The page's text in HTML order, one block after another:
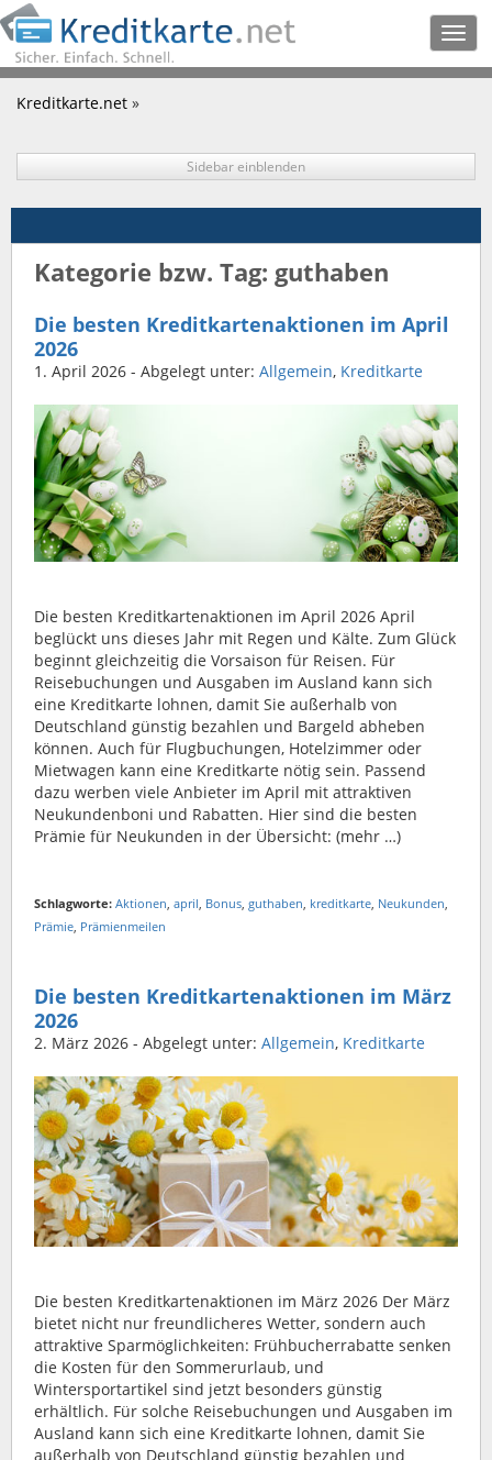
Kreditkarte.net »
Sidebar einblenden
Kategorie bzw. Tag: guthaben
Die besten Kreditkartenaktionen im April
2026
1. April 2026 - Abgelegt unter: Allgemein, Kreditkarte
Die besten Kreditkartenaktionen im April 2026 April
beglückt uns dieses Jahr mit Regen und Kälte. Zum Glück
beginnt gleichzeitig die Vorsaison für Reisen. Für
Reisebuchungen und Ausgaben im Ausland kann sich
eine Kreditkarte lohnen, damit Sie außerhalb von
Deutschland günstig bezahlen und Bargeld abheben
können. Auch für Flugbuchungen, Hotelzimmer oder
Mietwagen kann eine Kreditkarte nötig sein. Passend
dazu werben viele Anbieter im April mit attraktiven
Neukundenboni und Rabatten. Hier sind die besten
Prämie für Neukunden in der Übersicht: (mehr …)
Schlagworte: Aktionen, april, Bonus, guthaben, kreditkarte, Neukunden,
Prämie, Prämienmeilen
Die besten Kreditkartenaktionen im März
2026
2. März 2026 - Abgelegt unter: Allgemein, Kreditkarte
Die besten Kreditkartenaktionen im März 2026 Der März
bietet nicht nur freundlicheres Wetter, sondern auch
attraktive Sparmöglichkeiten: Frühbucherrabatte senken
die Kosten für den Sommerurlaub, und
Wintersportartikel sind jetzt besonders günstig
erhältlich. Für solche Reisebuchungen und Ausgaben im
Ausland kann sich eine Kreditkarte lohnen, damit Sie
außerhalb von Deutschland günstig bezahlen und